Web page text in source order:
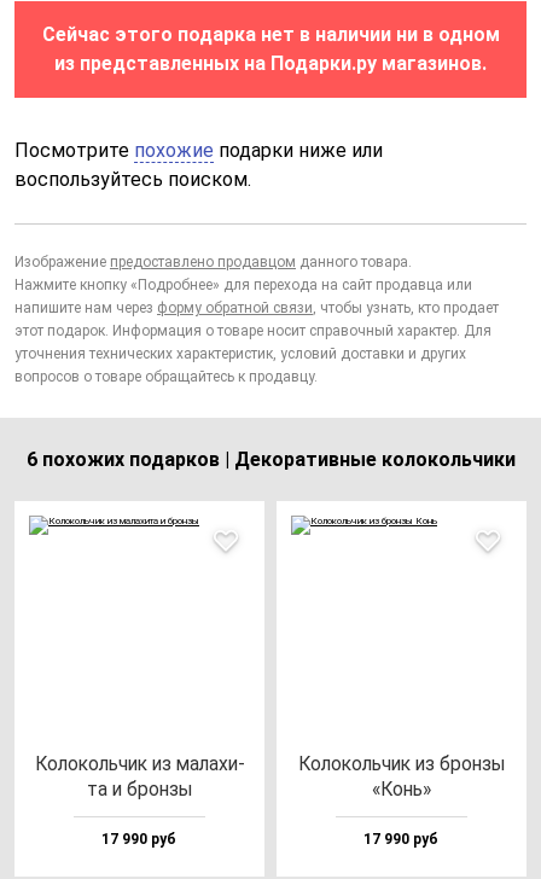
Сейчас этого подарка нет в наличии ни в одном
из представленных на Подарки.ру магазинов.
Посмотрите похожие подарки ниже или
воспользуйтесь поиском.
Изображение предоставлено продавцом данного товара.
Нажмите кнопку «Подробнее» для перехода на сайт продавца или
напишите нам через форму обратной связи, чтобы узнать, кто продает
этот подарок. Информация о товаре носит справочный характер. Для
уточнения технических характеристик, условий доставки и других
вопросов о товаре обращайтесь к продавцу.
6 похожих подарков | Декоративные колокольчики
Коло­коль­чик из ма­ла­хи­
та и брон­зы
17 990 руб
Коло­коль­чик из брон­зы
«Конь»
17 990 руб